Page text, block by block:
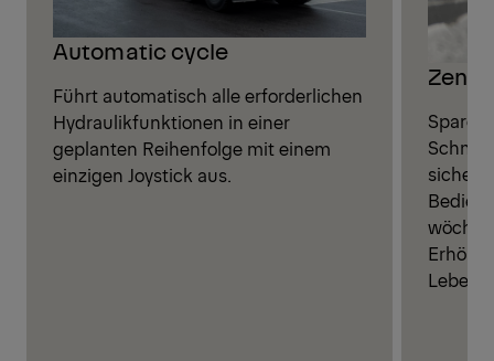
Automatic cycle
Führt automatisch alle erforderlichen
Hydraulikfunktionen in einer
geplanten Reihenfolge mit einem
einzigen Joystick aus.
Sparen